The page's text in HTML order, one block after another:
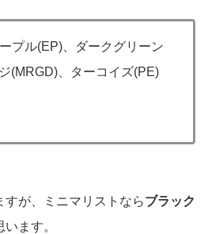
プル(EP)、ダークグリーン
(MRGD)、ターコイズ(PE)
が、ミニマリストならブラック
ます。